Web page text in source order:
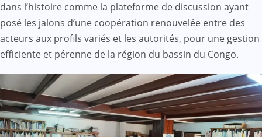
dans l’histoire comme la plateforme de discussion ayant
posé les jalons d’une coopération renouvelée entre des
acteurs aux profils variés et les autorités, pour une gestion
efficiente et pérenne de la région du bassin du Congo.